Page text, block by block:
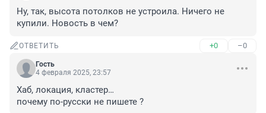
Ну, так, высота потолков не устроила. Ничего не
купили. Новость в чем?
ОТВЕТИТЬ +0 –0
Гость
4 февраля 2025, 23:57
Хаб, локация, кластер…
почему по-русски не пишете ?